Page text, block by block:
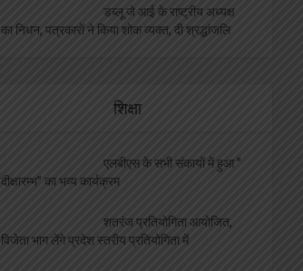
डब्लू जे आई के राष्ट्रीय अध्यक्ष
का निधन, पत्रकारों ने किया शोक व्यक्त, दी श्रद्धांजलि
शिक्षा
एलबीएस के सभी संकायों में हुआ ”
दीक्षारम्भ” का भव्य कार्यक्रम
शतरंज प्रतियोगिता आयोजित,
विजेता भाग लेंगे प्रदेश स्तरीय प्रतियोगिता में